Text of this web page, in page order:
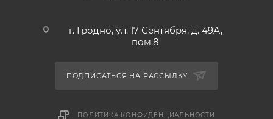
г. Гродно, ул. 17 Сентября, д. 49А,
пом.8
ПОДПИСАТЬСЯ НА РАССЫЛКУ
ПОЛИТИКА КОНФИДЕНЦИАЛЬНОСТИ